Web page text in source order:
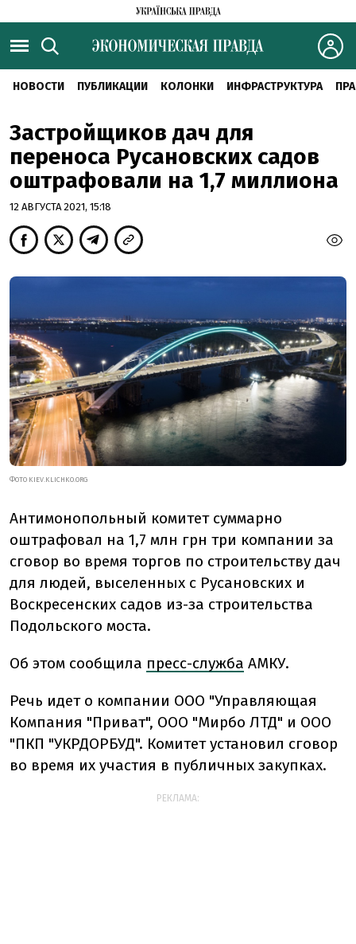
НОВОСТИ ПУБЛИКАЦИИ КОЛОНКИ ИНФРАСТРУКТУРА
Застройщиков дач для
переноса Русановских садов
оштрафовали на 1,7 миллиона
12 АВГУСТА 2021, 15:18
ФОТО KIEV.KLICHKO.ORG
Антимонопольный комитет суммарно
оштрафовал на 1,7 млн грн три компании за
сговор во время торгов по строительству дач
для людей, выселенных с Русановских и
Воскресенских садов из-за строительства
Подольского моста.
Об этом сообщила пресс-служба АМКУ.
Речь идет о компании ООО "Управляющая
Компания "Приват", ООО "Мирбо ЛТД" и ООО
"ПКП "УКРДОРБУД". Комитет установил сговор
во время их участия в публичных закупках.
РЕКЛАМА: